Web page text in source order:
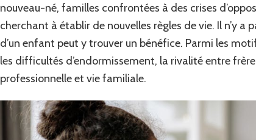
nouveau-né, familles confrontées à des crises
cherchant à établir de nouvelles règles de vie. Il n’y
d’un enfant peut y trouver un bénéfice. Parmi les
les difficultés d’endormissement, la rivalité entre
professionnelle et vie familiale.